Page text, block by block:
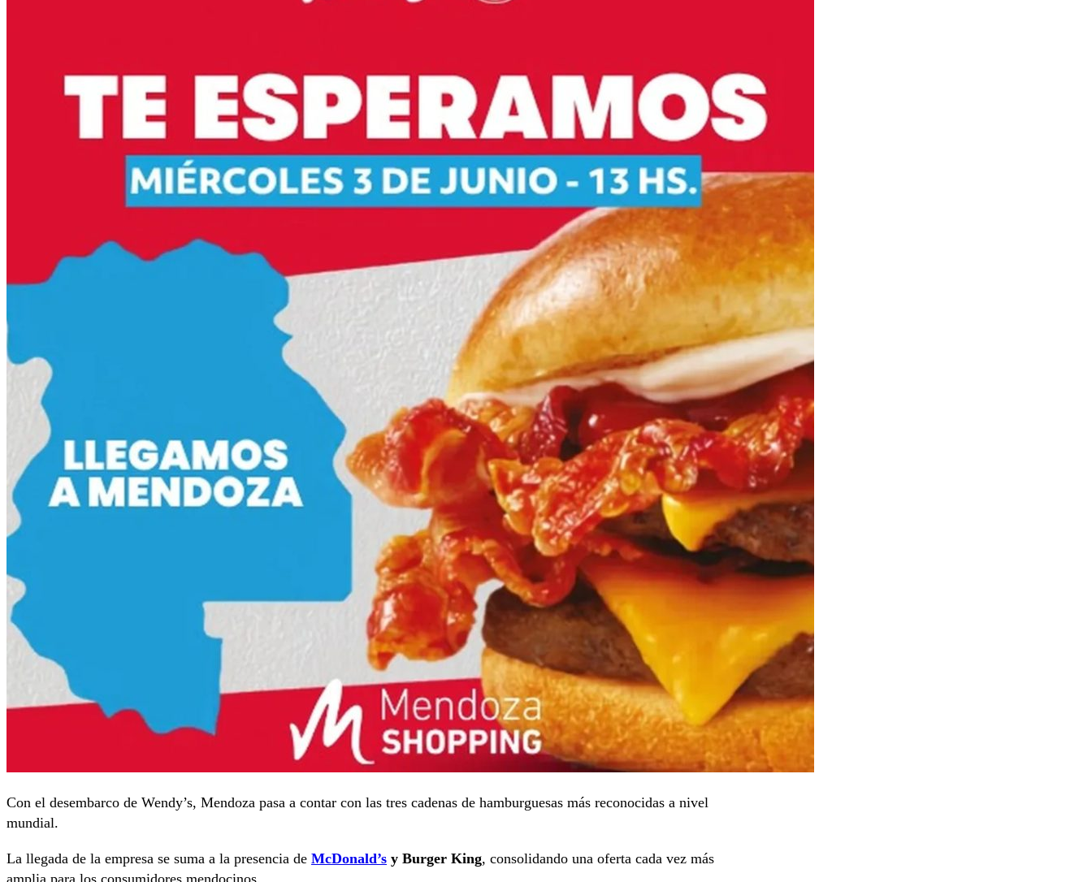
Con el desembarco de Wendy’s, Mendoza pasa a contar con las tres cadenas de hamburguesas más reconocidas a nivel
mundial.
La llegada de la empresa se suma a la presencia de McDonald’s y Burger King, consolidando una oferta cada vez más
amplia para los consumidores mendocinos.